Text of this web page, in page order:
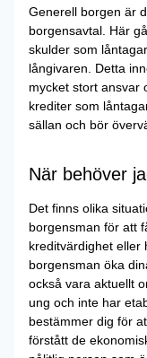
Generell borgen är
borgensavtal. Här
skulder som
långivaren. Detta
mycket stort ansvar
krediter som
sällan och bör
När behöver
Det finns olika
borgensman för att
kreditvärdighet eller
borgensman öka
också vara aktuellt
ung och inte har
bestämmer dig för
förstått de